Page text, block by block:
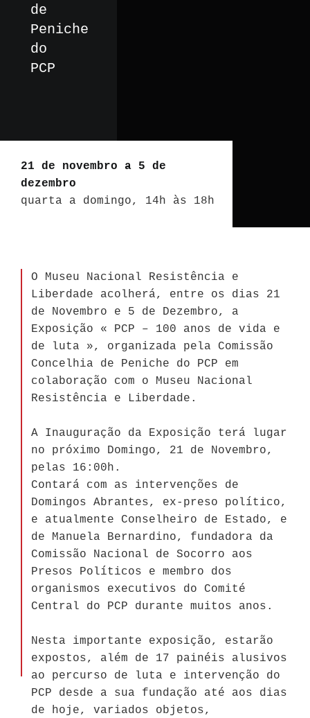
de
Peniche
do
PCP
21 de novembro a 5 de
dezembro
quarta a domingo, 14h às 18h
O Museu Nacional Resistência e
Liberdade acolherá, entre os dias 21
de Novembro e 5 de Dezembro, a
Exposição « PCP – 100 anos de vida e
de luta », organizada pela Comissão
Concelhia de Peniche do PCP em
colaboração com o Museu Nacional
Resistência e Liberdade.
A Inauguração da Exposição terá lugar
no próximo Domingo, 21 de Novembro,
pelas 16:00h.
Contará com as intervenções de
Domingos Abrantes, ex-preso político,
e atualmente Conselheiro de Estado, e
de Manuela Bernardino, fundadora da
Comissão Nacional de Socorro aos
Presos Políticos e membro dos
organismos executivos do Comité
Central do PCP durante muitos anos.
Nesta importante exposição, estarão
expostos, além de 17 painéis alusivos
ao percurso de luta e intervenção do
PCP desde a sua fundação até aos dias
de hoje, variados objetos,